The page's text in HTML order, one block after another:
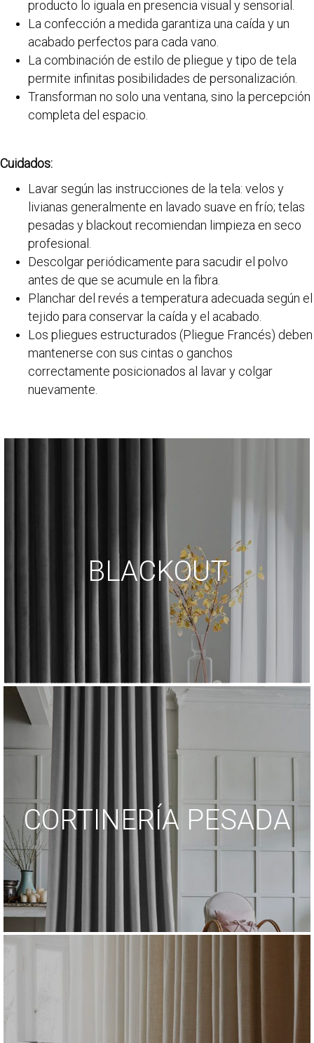
producto lo iguala en presencia visual y sensorial.
La confección a medida garantiza una caída y un
acabado perfectos para cada vano.
La combinación de estilo de pliegue y tipo de tela
permite infinitas posibilidades de personalización.
Transforman no solo una ventana, sino la percepción
completa del espacio.
Cuidados:
Lavar según las instrucciones de la tela: velos y
livianas generalmente en lavado suave en frío; telas
pesadas y blackout recomiendan limpieza en seco
profesional.
Descolgar periódicamente para sacudir el polvo
antes de que se acumule en la fibra.
Planchar del revés a temperatura adecuada según el
tejido para conservar la caída y el acabado.
Los pliegues estructurados (Pliegue Francés) deben
mantenerse con sus cintas o ganchos
correctamente posicionados al lavar y colgar
nuevamente.
BLACKOUT
CORTINERÍA PESADA